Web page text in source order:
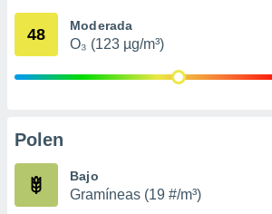
mediante
publicidad
de
48 Moderada
O₃ (123 µg/m³)
Polen
Bajo
Gramíneas (19 #/m³)